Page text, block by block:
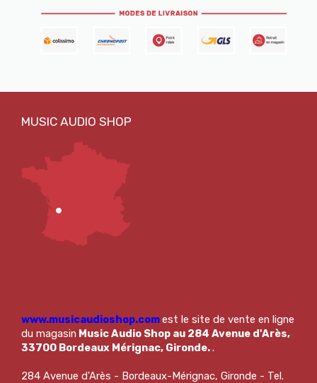
www.musicaudioshop.comest le site de vente en ligne
du magasin Music Audio Shop au 284 Avenue d'Arès,
33700 Bordeaux Mérignac, Gironde..
284 Avenue d'Arès - Bordeaux-Mérignac, Gironde - Tel.